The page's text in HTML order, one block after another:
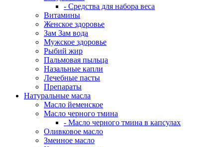
- Средства для набора веса
Витамины
Женское здоровье
Зам Зам вода
Мужское здоровье
Рыбий жир
Пальмовая пыльца
Назальные капли
Лечебные пасты
Препараты
Натуральные масла
Масло йеменское
Масло черного тмина
- Масло черного тмина в капсулах
Оливковое масло
Змеиное масло